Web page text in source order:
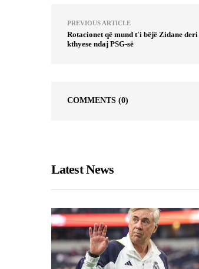
PREVIOUS ARTICLE
Rotacionet që mund t'i bëjë Zidane deri
kthyese ndaj PSG-së
COMMENTS (0)
Latest News